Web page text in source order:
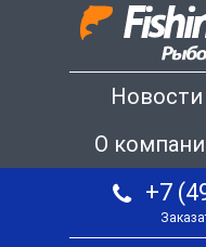
Новости
О
+7